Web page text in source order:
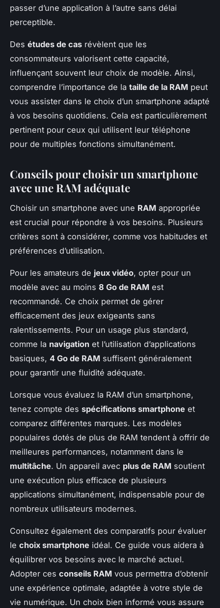
passer d’une application à l’autre sans délai
perceptible.
Des études de cas révèlent que les
consommateurs valorisent cette capacité,
influençant souvent leur choix de modèle. Ainsi,
comprendre l’importance de la taille de la RAM peut
vous assister dans le choix d’un smartphone adapté
à vos besoins quotidiens. Cela est particulièrement
pertinent pour ceux qui utilisent leur téléphone
pour de multiples fonctions simultanément.
Conseils pour choisir un smartphone
avec une RAM adéquate
Choisir un smartphone avec une RAM appropriée
est crucial pour répondre à vos besoins. Plusieurs
critères sont à considérer, comme vos habitudes et
préférences d’utilisation.
Pour les amateurs de jeux vidéo, opter pour un
modèle avec au moins 8 Go de RAM est
recommandé. Ce choix permet de gérer
efficacement des jeux exigeants sans
ralentissements. Pour un usage plus standard,
comme la navigation et l’utilisation d’applications
basiques, 4 Go de RAM suffisent généralement
pour garantir une fluidité adéquate.
Lorsque vous évaluez la RAM d’un smartphone,
tenez compte des spécifications smartphone et
comparez différentes marques. Les modèles
populaires dotés de plus de RAM tendent à offrir de
meilleures performances, notamment dans le
multitâche. Un appareil avec plus de RAM soutient
une exécution plus efficace de plusieurs
applications simultanément, indispensable pour de
nombreux utilisateurs modernes.
Consultez également des comparatifs pour évaluer
le choix smartphone idéal. Ce guide vous aidera à
équilibrer vos besoins avec le marché actuel.
Adopter ces conseils RAM vous permettra d’obtenir
une expérience optimale, adaptée à votre style de
vie numérique. Un choix bien informé vous assure